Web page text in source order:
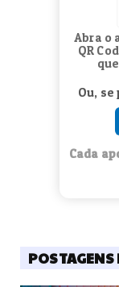
Abra o
QR
Ou,
Cada